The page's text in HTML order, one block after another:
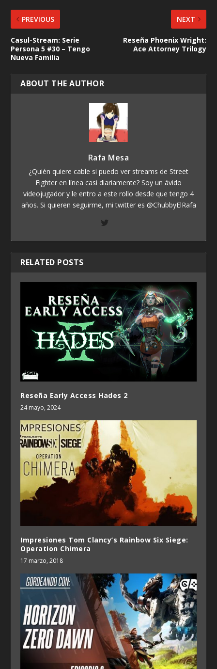
PREVIOUS
Casul-Stream: Serie
Persona 5 #30 – Tengo
Nueva Familia
NEXT
Reseña Phoenix Wright:
Ace Attorney Trilogy
ABOUT THE AUTHOR
Rafa Mesa
¿Quién quiere cable si puedo ver streams de Street
Fighter en línea casi diariamente? Soy un ávido
videojugador y le entro a este rollo desde que tengo 4
años. Si quieren seguirme, mi twitter es @ChubbyElRafa
RELATED POSTS
Reseña Early Access Hades 2
24 mayo, 2024
Impresiones Tom Clancy’s Rainbow Six Siege:
Operation Chimera
17 marzo, 2018